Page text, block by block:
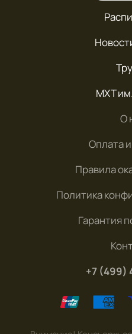
МХТ
О
Оплата
Правила
Политика
Гарантия
+7 (499)